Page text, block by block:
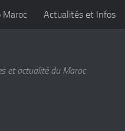
Maroc Actualités et Infos
et actualité du Maroc